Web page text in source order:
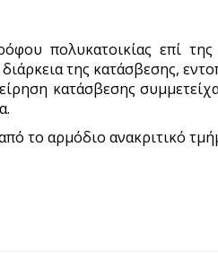
πολυκατοικίας επί
της κατάσβεσης,
κατάσβεσης
το αρμόδιο ανακριτικό